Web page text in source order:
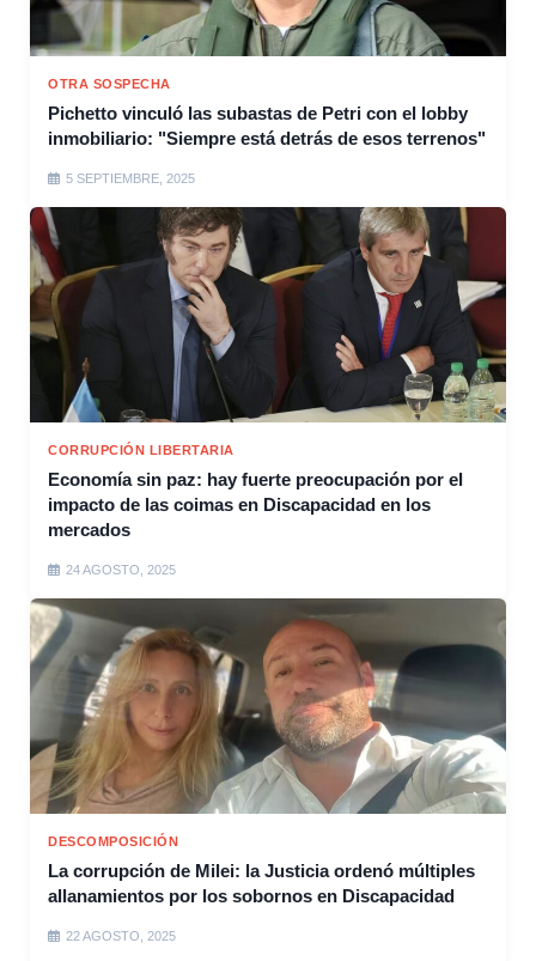
OTRA SOSPECHA
Pichetto vinculó las subastas de Petri con el lobby
inmobiliario: "Siempre está detrás de esos terrenos"
5 SEPTIEMBRE, 2025
CORRUPCIÓN LIBERTARIA
Economía sin paz: hay fuerte preocupación por el
impacto de las coimas en Discapacidad en los
mercados
24 AGOSTO, 2025
DESCOMPOSICIÓN
La corrupción de Milei: la Justicia ordenó múltiples
allanamientos por los sobornos en Discapacidad
22 AGOSTO, 2025